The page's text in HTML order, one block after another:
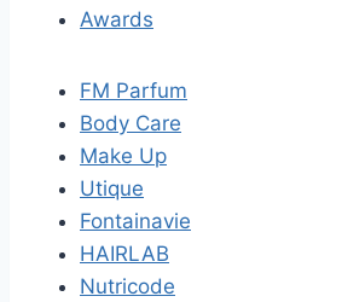
Awards
FM Parfum
Body Care
Make Up
Utique
Fontainavie
HAIRLAB
Nutricode